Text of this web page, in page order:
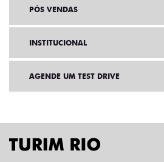
PÓS VENDAS
INSTITUCIONAL
AGENDE UM TEST DRIVE